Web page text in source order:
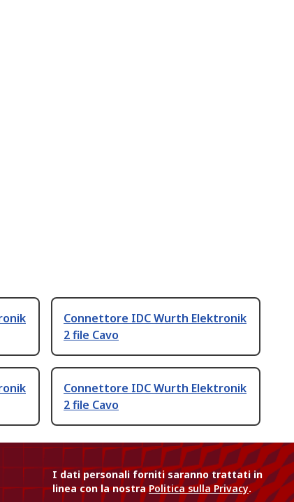
Connettore IDC Wurth Elektronik
2 file Cavo
Connettore IDC Wurth Elektronik
2 file Cavo
I dati personali forniti saranno trattati in
linea con la nostraPolitica sulla Privacy.